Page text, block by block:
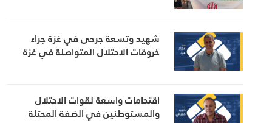
شهيد وتسعة جرحى في غزة جراء
خروقات الاحتلال المتواصلة في غزة
اقتحامات واسعة لقوات الاحتلال
والمستوطنين في الضفة المحتلة